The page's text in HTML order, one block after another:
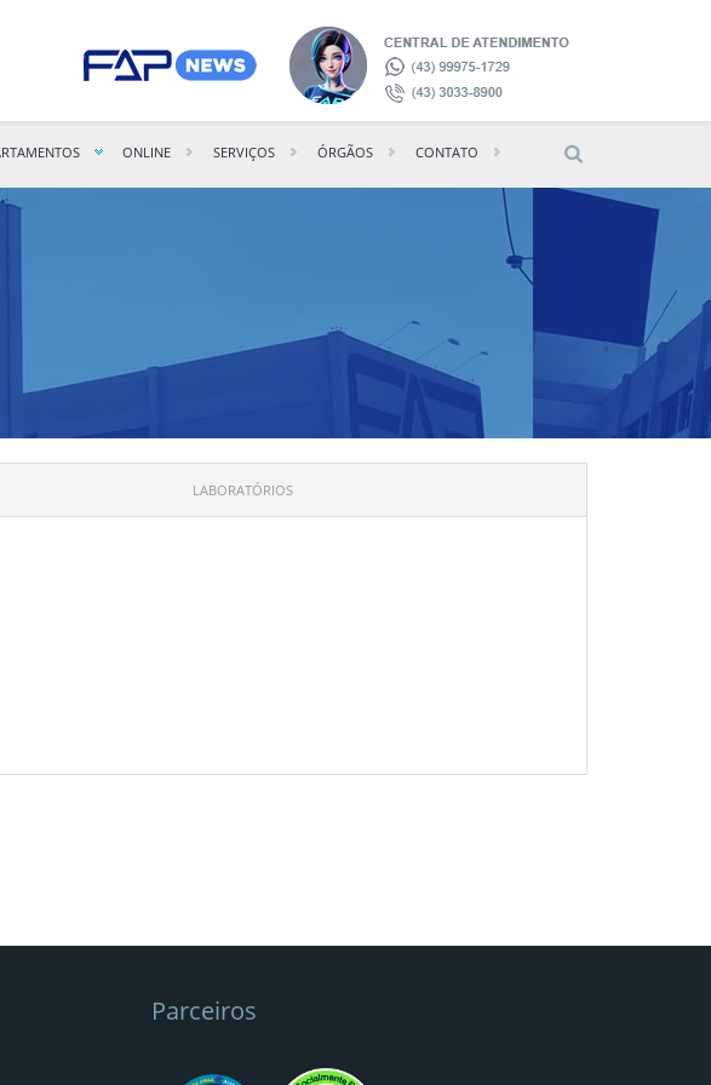
ONLINE SERVIÇOS ÓRGÃOS CONTATO
LABORATÓRIOS
Parceiros